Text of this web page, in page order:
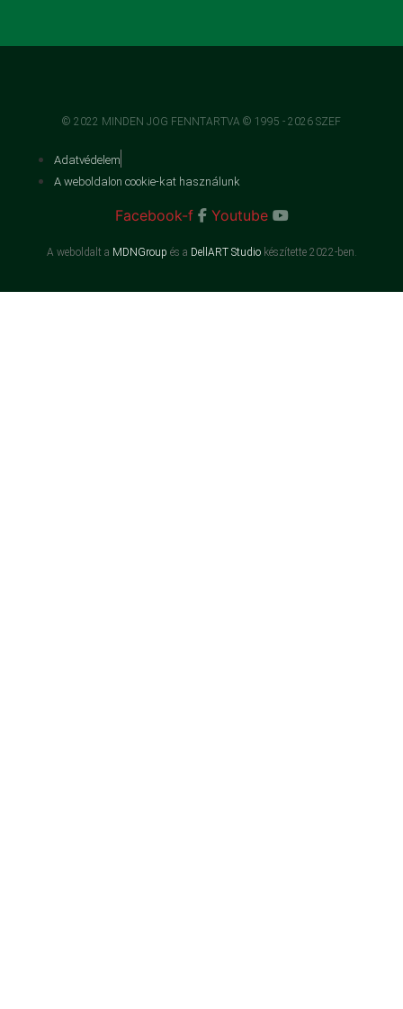
© 2022 MINDEN JOG FENNTARTVA © 1995 - 2026 SZEF
Adatvédelem
A weboldalon cookie-kat használunk
Facebook-f Youtube
A weboldalt a MDNGroup és a DellART Studiokészítette 2022-ben.